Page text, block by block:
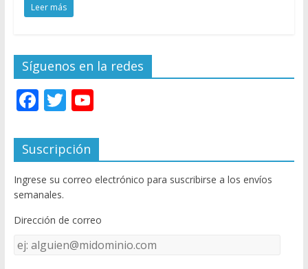
Leer más
Síguenos en la redes
F
e
b
o
o
k
T
itt
er
Y
u
T
u
e
C
Suscripción
Ingrese su correo electrónico para suscribirse a los envíos
semanales.
Dirección de correo
Dirección
de